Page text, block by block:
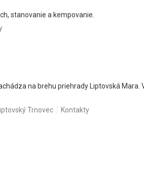
stanovanie a kempovanie.
na brehu priehrady Liptovská Mara.
Trnovec Kontakty